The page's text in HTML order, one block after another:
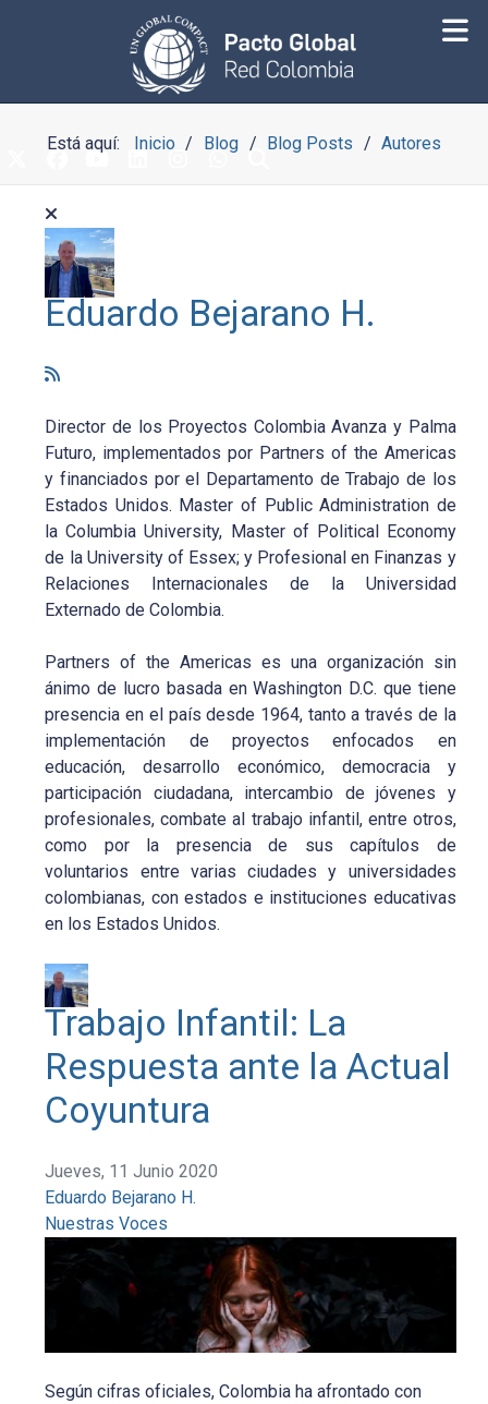
Está aquí: Inicio Blog Blog Posts Autores
Eduardo Bejarano H.
Director de los Proyectos Colombia Avanza y Palma
Futuro, implementados por Partners of the Americas
y financiados por el Departamento de Trabajo de los
Estados Unidos. Master of Public Administration de
la Columbia University, Master of Political Economy
de la University of Essex; y Profesional en Finanzas y
Relaciones Internacionales de la Universidad
Externado de Colombia.
Partners of the Americas es una organización sin
ánimo de lucro basada en Washington D.C. que tiene
presencia en el país desde 1964, tanto a través de la
implementación de proyectos enfocados en
educación, desarrollo económico, democracia y
participación ciudadana, intercambio de jóvenes y
profesionales, combate al trabajo infantil, entre otros,
como por la presencia de sus capítulos de
voluntarios entre varias ciudades y universidades
colombianas, con estados e instituciones educativas
en los Estados Unidos.
Trabajo Infantil: La
Respuesta ante la Actual
Coyuntura
Jueves, 11 Junio 2020
Eduardo Bejarano H.
Nuestras Voces
Según cifras oficiales, Colombia ha afrontado con